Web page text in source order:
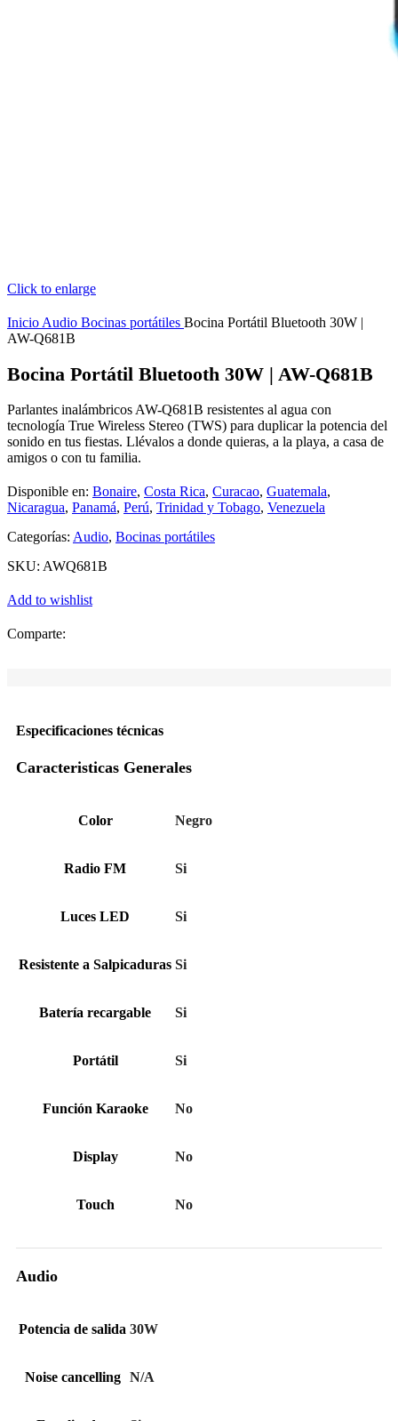
Click to enlarge
Inicio Audio Bocinas portátiles Bocina Portátil Bluetooth 30W |
AW-Q681B
Bocina Portátil Bluetooth 30W | AW-Q681B
Parlantes inalámbricos AW-Q681B resistentes al agua con
tecnología True Wireless Stereo (TWS) para duplicar la potencia del
sonido en tus fiestas. Llévalos a donde quieras, a la playa, a casa de
amigos o con tu familia.
Disponible en: Bonaire, Costa Rica, Curacao, Guatemala,
Nicaragua, Panamá, Perú, Trinidad y Tobago, Venezuela
Categorías: Audio, Bocinas portátiles
SKU: AWQ681B
Add to wishlist
Comparte:
Especificaciones técnicas
Caracteristicas Generales
Color Negro
Radio FM Si
Luces LED Si
Resistente a Salpicaduras Si
Batería recargable Si
Portátil Si
Función Karaoke No
Display No
Touch No
Audio
Potencia de salida 30W
Noise cancelling N/A